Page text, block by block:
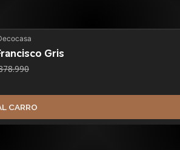
Gris
CARRO